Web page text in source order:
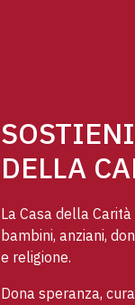
DELLA
La Casa della
bambini, anziani,
e religione.
Dona speranza,